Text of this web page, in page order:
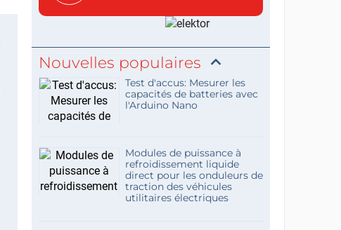
Nouvelles populaires
Test d'accus: Mesurer les
capacités de batteries avec
l'Arduino Nano
Modules de puissance à
refroidissement liquide
direct pour les onduleurs de
traction des véhicules
utilitaires électriques